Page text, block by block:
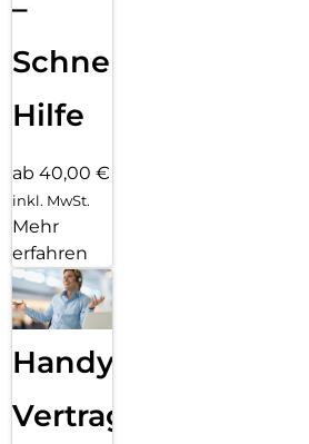
–
Schnelle
Hilfe
ab 40,00 €
inkl. MwSt.
Mehr
erfahren
Handy
Vertragsabwicklung